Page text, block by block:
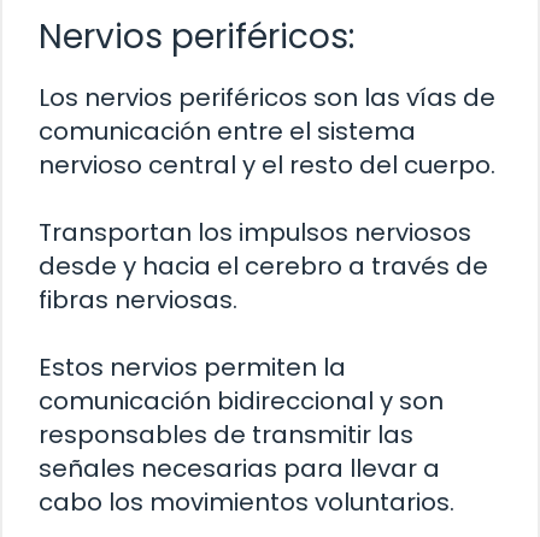
Nervios periféricos:
Los nervios periféricos son las vías de
comunicación entre el sistema
nervioso central y el resto del cuerpo.
Transportan los impulsos nerviosos
desde y hacia el cerebro a través de
fibras nerviosas.
Estos nervios permiten la
comunicación bidireccional y son
responsables de transmitir las
señales necesarias para llevar a
cabo los movimientos voluntarios.